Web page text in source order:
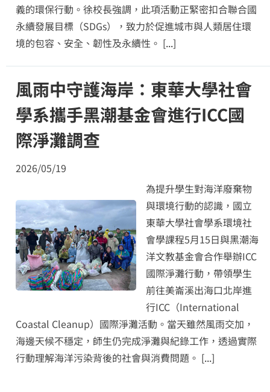
義的環保行動。徐校長強調，此項活動正緊密扣合聯合國
永續發展目標（SDGs），致力於促進城市與人類居住環
境的包容、安全、韌性及永續性。 [...]
風雨中守護海岸：東華大學社會
學系攜手黑潮基金會進行ICC國
際淨灘調查
2026/05/19
為提升學生對海洋廢棄物
與環境行動的認識，國立
東華大學社會學系環境社
會學課程5月15日與黑潮海
洋文教基金會合作舉辦ICC
國際淨灘行動，帶領學生
前往美崙溪出海口北岸進
行ICC（International
Coastal Cleanup）國際淨灘活動。當天雖然風雨交加，
海邊天候不穩定，師生仍完成淨灘與紀錄工作，透過實際
行動理解海洋污染背後的社會與消費問題。 [...]